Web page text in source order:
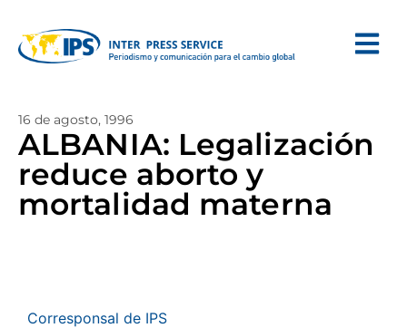
16 de agosto, 1996
ALBANIA: Legalización
reduce aborto y
mortalidad materna
Corresponsal de IPS